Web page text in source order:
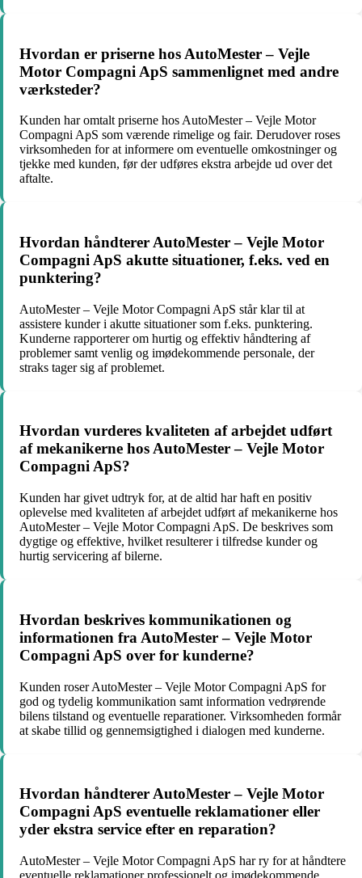
Hvordan er priserne hos AutoMester – Vejle
Motor Compagni ApS sammenlignet med andre
værksteder?
Kunden har omtalt priserne hos AutoMester – Vejle Motor
Compagni ApS som værende rimelige og fair. Derudover roses
virksomheden for at informere om eventuelle omkostninger og
tjekke med kunden, før der udføres ekstra arbejde ud over det
aftalte.
Hvordan håndterer AutoMester – Vejle Motor
Compagni ApS akutte situationer, f.eks. ved en
punktering?
AutoMester – Vejle Motor Compagni ApS står klar til at
assistere kunder i akutte situationer som f.eks. punktering.
Kunderne rapporterer om hurtig og effektiv håndtering af
problemer samt venlig og imødekommende personale, der
straks tager sig af problemet.
Hvordan vurderes kvaliteten af arbejdet udført
af mekanikerne hos AutoMester – Vejle Motor
Compagni ApS?
Kunden har givet udtryk for, at de altid har haft en positiv
oplevelse med kvaliteten af arbejdet udført af mekanikerne hos
AutoMester – Vejle Motor Compagni ApS. De beskrives som
dygtige og effektive, hvilket resulterer i tilfredse kunder og
hurtig servicering af bilerne.
Hvordan beskrives kommunikationen og
informationen fra AutoMester – Vejle Motor
Compagni ApS over for kunderne?
Kunden roser AutoMester – Vejle Motor Compagni ApS for
god og tydelig kommunikation samt information vedrørende
bilens tilstand og eventuelle reparationer. Virksomheden formår
at skabe tillid og gennemsigtighed i dialogen med kunderne.
Hvordan håndterer AutoMester – Vejle Motor
Compagni ApS eventuelle reklamationer eller
yder ekstra service efter en reparation?
AutoMester – Vejle Motor Compagni ApS har ry for at håndtere
eventuelle reklamationer professionelt og imødekommende.